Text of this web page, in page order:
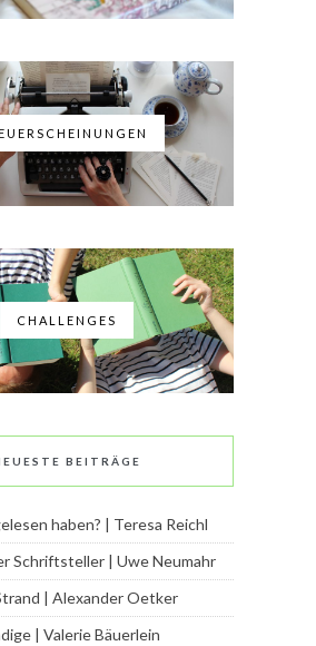
CHALLENGES
BEITRÄGE
haben? | Teresa Reichl
Schriftsteller | Uwe Neumahr
| Alexander Oetker
| Valerie Bäuerlein